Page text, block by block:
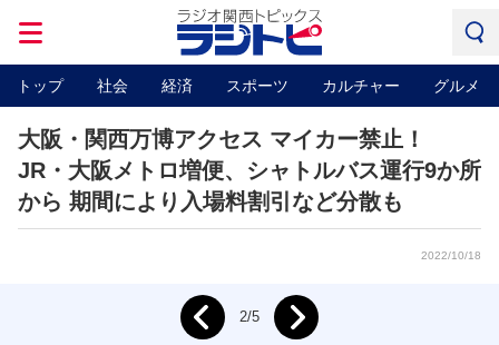
トップ 社会 経済 スポーツ カルチャー グルメ
大阪・関西万博アクセス マイカー禁止！
JR・大阪メトロ増便、シャトルバス運行9か所
から 期間により入場料割引など分散も
2022/10/18
Prev 2/5 Next